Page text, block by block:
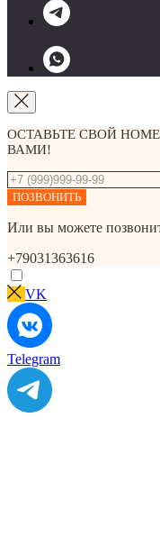
ОСТАВЬТЕ СВОЙ
ВАМИ!
ПОЗВОНИТЬ
Или вы можете
+79031363616
VK
Telegram